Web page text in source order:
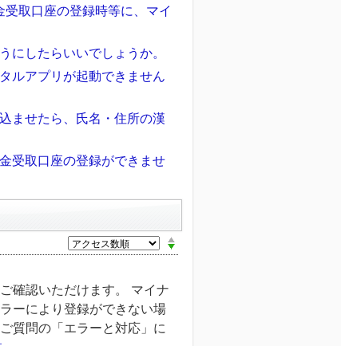
取口座の登録時等に、マイ
にしたらいいでしょうか。
ルアプリが起動できません
ませたら、氏名・住所の漢
受取口座の登録ができませ
確認いただけます。 マイナ
ーにより登録ができない場
質問の「エラーと対応」に